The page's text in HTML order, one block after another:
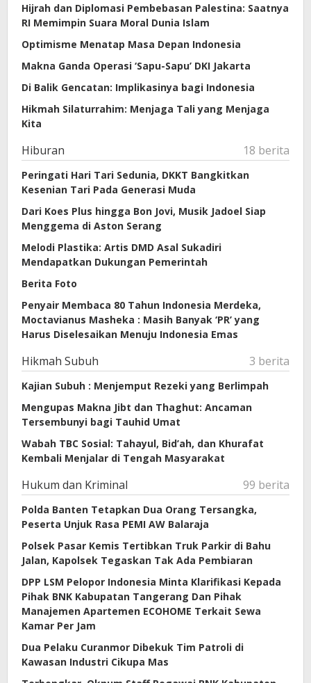
Hijrah dan Diplomasi Pembebasan Palestina: Saatnya
RI Memimpin Suara Moral Dunia Islam
Optimisme Menatap Masa Depan Indonesia
Makna Ganda Operasi ‘Sapu-Sapu’ DKI Jakarta
Di Balik Gencatan: Implikasinya bagi Indonesia
Hikmah Silaturrahim: Menjaga Tali yang Menjaga
Kita
Hiburan 18 berita
Peringati Hari Tari Sedunia, DKKT Bangkitkan
Kesenian Tari Pada Generasi Muda
Dari Koes Plus hingga Bon Jovi, Musik Jadoel Siap
Menggema di Aston Serang
Melodi Plastika: Artis DMD Asal Sukadiri
Mendapatkan Dukungan Pemerintah
Berita Foto
Penyair Membaca 80 Tahun Indonesia Merdeka,
Moctavianus Masheka : Masih Banyak ‘PR’ yang
Harus Diselesaikan Menuju Indonesia Emas
Hikmah Subuh 3 berita
Kajian Subuh : Menjemput Rezeki yang Berlimpah
Mengupas Makna Jibt dan Thaghut: Ancaman
Tersembunyi bagi Tauhid Umat
Wabah TBC Sosial: Tahayul, Bid’ah, dan Khurafat
Kembali Menjalar di Tengah Masyarakat
Hukum dan Kriminal 99 berita
Polda Banten Tetapkan Dua Orang Tersangka,
Peserta Unjuk Rasa PEMI AW Balaraja
Polsek Pasar Kemis Tertibkan Truk Parkir di Bahu
Jalan, Kapolsek Tegaskan Tak Ada Pembiaran
DPP LSM Pelopor Indonesia Minta Klarifikasi Kepada
Pihak BNK Kabupatan Tangerang Dan Pihak
Manajemen Apartemen ECOHOME Terkait Sewa
Kamar Per Jam
Dua Pelaku Curanmor Dibekuk Tim Patroli di
Kawasan Industri Cikupa Mas